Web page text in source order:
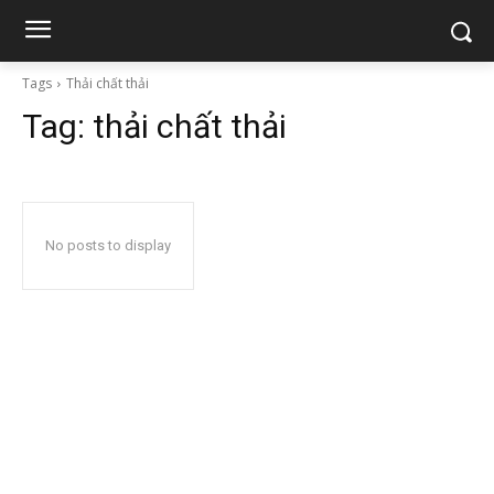
Tags Thải chất thải
Tag: thải chất thải
No posts to display